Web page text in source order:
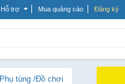
Hỗ trợ Mua quảng cáo Đăng ký
Phụ tùng /Đồ chơi